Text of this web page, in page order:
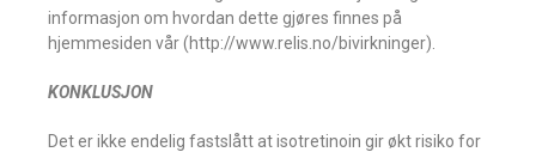
informasjon om hvordan dette gjøres finnes på
hjemmesiden vår (http://www.relis.no/bivirkninger).
KONKLUSJON
Det er ikke endelig fastslått at isotretinoin gir økt risiko for